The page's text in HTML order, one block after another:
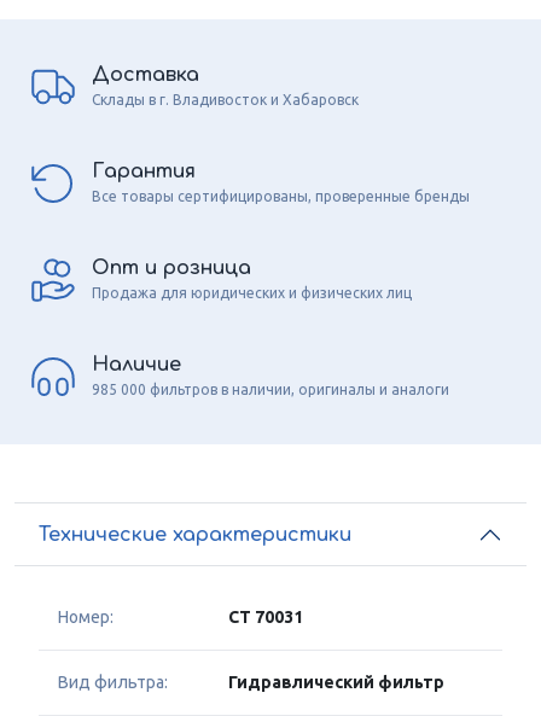
Доставка
Склады в г. Владивосток и Хабаровск
Гарантия
Все товары сертифицированы, проверенные бренды
Опт и розница
Продажа для юридических и физических лиц
Наличие
985 000 фильтров в наличии, оригиналы и аналоги
Технические характеристики
Номер: CT 70031
Вид фильтра: Гидравлический фильтр